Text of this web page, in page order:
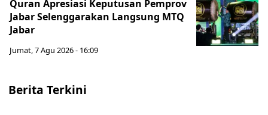
Quran Apresiasi Keputusan Pemprov
Jabar Selenggarakan Langsung MTQ
Jabar
Jumat, 7 Agu 2026 - 16:09
Berita Terkini